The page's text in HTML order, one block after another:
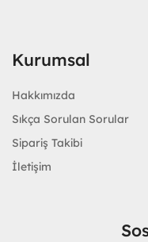
Kurumsal
Hakkımızda
Sıkça Sorulan Sorular
Sipariş Takibi
İletişim